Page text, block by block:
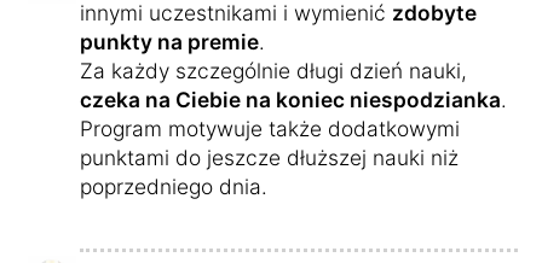
innymi uczestnikami i wymienić zdobyte
punkty na premie.
Za każdy szczególnie długi dzień nauki,
czeka na Ciebie na koniec niespodzianka.
Program motywuje także dodatkowymi
punktami do jeszcze dłuższej nauki niż
poprzedniego dnia.